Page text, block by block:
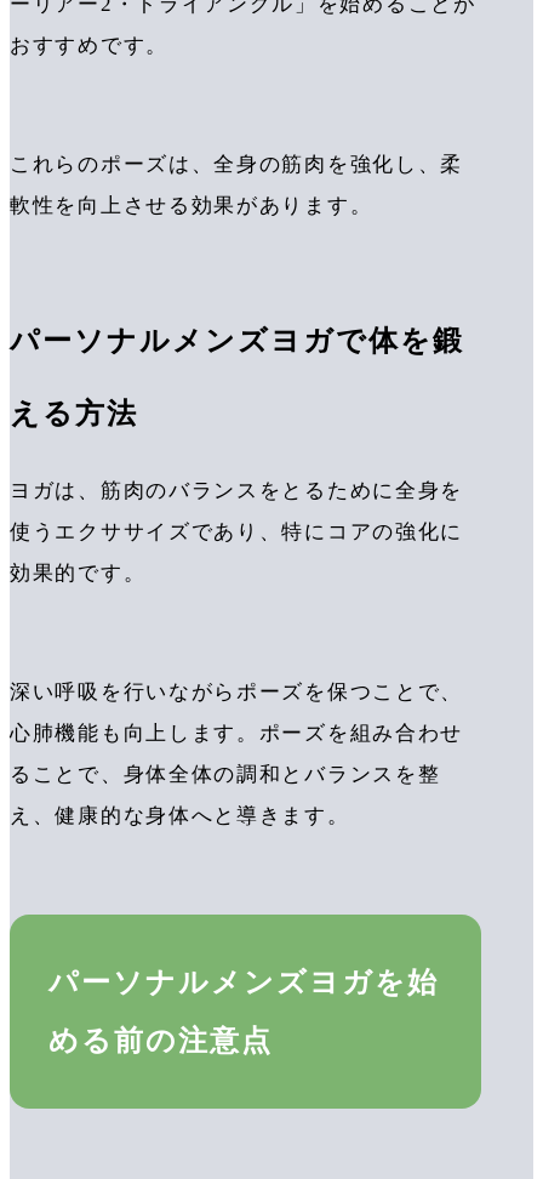
おすすめです。
これらのポーズは、全身の筋肉を強化し、柔
軟性を向上させる効果があります。
パーソナルメンズヨガで体を鍛
える方法
ヨガは、筋肉のバランスをとるために全身を
使うエクササイズであり、特にコアの強化に
効果的です。
深い呼吸を行いながらポーズを保つことで、
心肺機能も向上します。ポーズを組み合わせ
ることで、身体全体の調和とバランスを整
え、健康的な身体へと導きます。
パーソナルメンズヨガを始
める前の注意点